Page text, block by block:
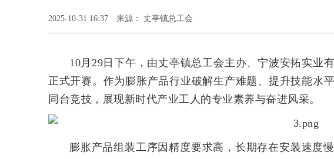
2025-10-31 16:37 来源： 丈亭镇总工会
10月29日下午，由丈亭镇总工会主办、宁波安拓实业
正式开赛。作为膨胀产品行业破解生产难题、提升技能水
同台竞技，展现新时代产业工人的专业素养与奋进风采。
膨胀产品组装工序因精度要求高，长期存在安装速度